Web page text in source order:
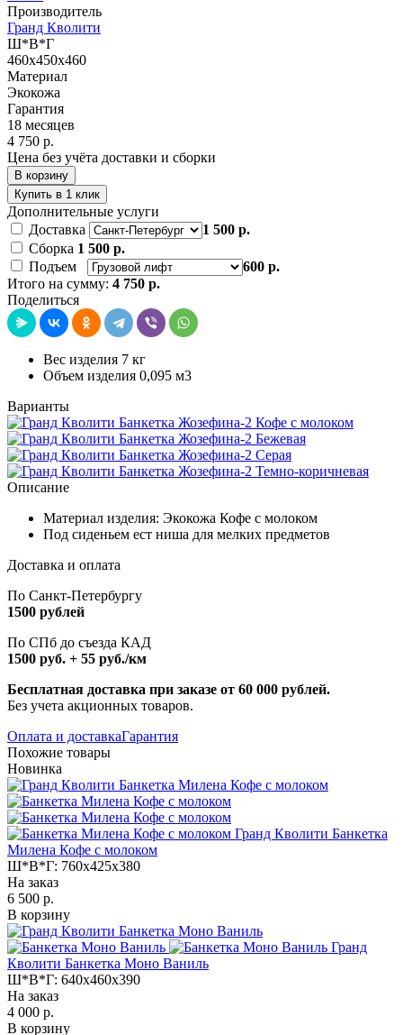
Производитель
Гранд Кволити
Ш*В*Г
460x450x460
Материал
Экокожа
Гарантия
18 месяцев
4 750 р.
Цена без учёта доставки и сборки
В корзину
Купить в 1 клик
Дополнительные услуги
Доставка
1 500 р.
Сборка 1 500 р.
Подъем
600 р.
Итого на сумму: 4 750 р.
Поделиться
Вес изделия 7 кг
Объем изделия 0,095 м3
Варианты
Описание
Материал изделия: Экокожа Кофе с молоком
Под сиденьем ест ниша для мелких предметов
Доставка и оплата
По Санкт-Петербургу
1500 рублей
По СПб до съезда КАД
1500 руб. + 55 руб./км
Бесплатная доставка при заказе от 60 000 рублей.
Без учета акционных товаров.
Оплата и доставкаГарантия
Похожие товары
Новинка
Гранд Кволити Банкетка
Милена Кофе с молоком
Ш*В*Г: 760x425x380
На заказ
6 500 р.
В корзину
Гранд
Кволити Банкетка Моно Ваниль
Ш*В*Г: 640x460x390
На заказ
4 000 р.
В корзину